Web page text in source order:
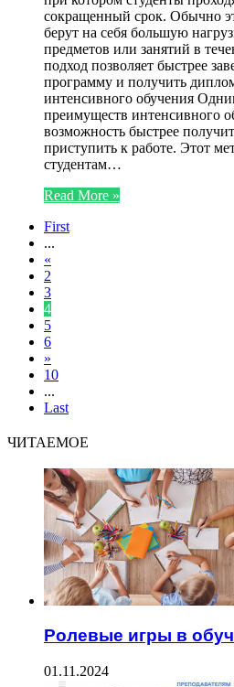
сокращенный срок. Обычно
берут на себя большую
предметов или занятий в
подход позволяет быстрее
программу и получить
интенсивного обучения
преимуществ интенсивного
возможность быстрее
приступить к работе. Этот
студентам…
Read More »
First
...
«
2
3
4
5
6
»
10
...
Last
ЧИТАЕМОЕ
Ролевые игры в
01.11.2024